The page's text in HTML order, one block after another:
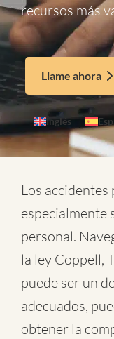
recursos más
Llame ahora
Inglés
Los
especialmente
personal.
la ley Coppell,
puede ser un
adecuados,
obtener la